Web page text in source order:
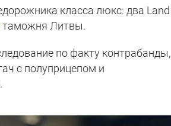
класса люкс: два Land
таможня Литвы.
по факту контрабанды,
с полуприцепом и